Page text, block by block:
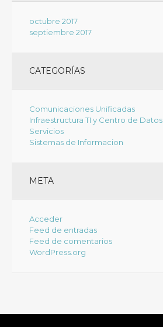
octubre 2017
septiembre 2017
CATEGORÍAS
Comunicaciones Unificadas
Infraestructura TI y Centro de Datos
Servicios
Sistemas de Informacion
META
Acceder
Feed de entradas
Feed de comentarios
WordPress.org